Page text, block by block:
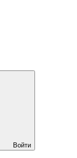
Войти